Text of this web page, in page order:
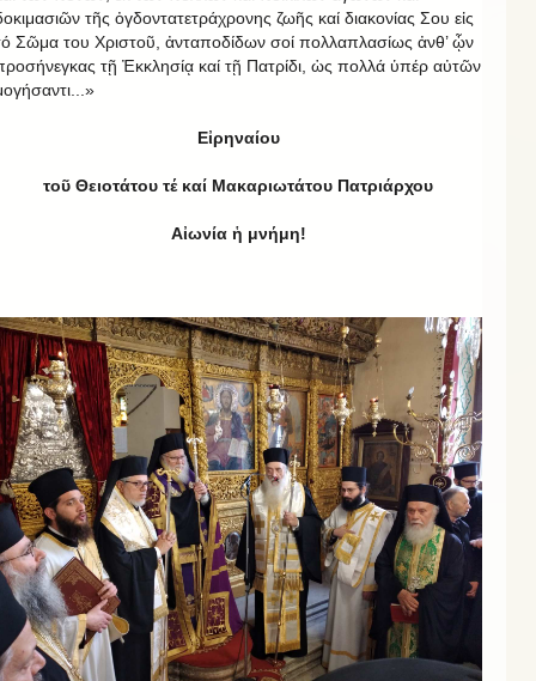
τῆς ὀγδοντατετράχρονης ζωῆς καί διακονίας Σου εἰς
Σῶμα του Χριστοῦ, ἀνταποδίδων σοί πολλαπλασίως ἀνθ’ ᾦν
τῇ Ἐκκλησίᾳ καί τῇ Πατρίδι, ὡς πολλά ὑπέρ αὐτῶν
Εἰρηναίου
τοῦ Θειοτάτου τέ καί Μακαριωτάτου Πατριάρχου
Αἰωνία ἡ μνήμη!